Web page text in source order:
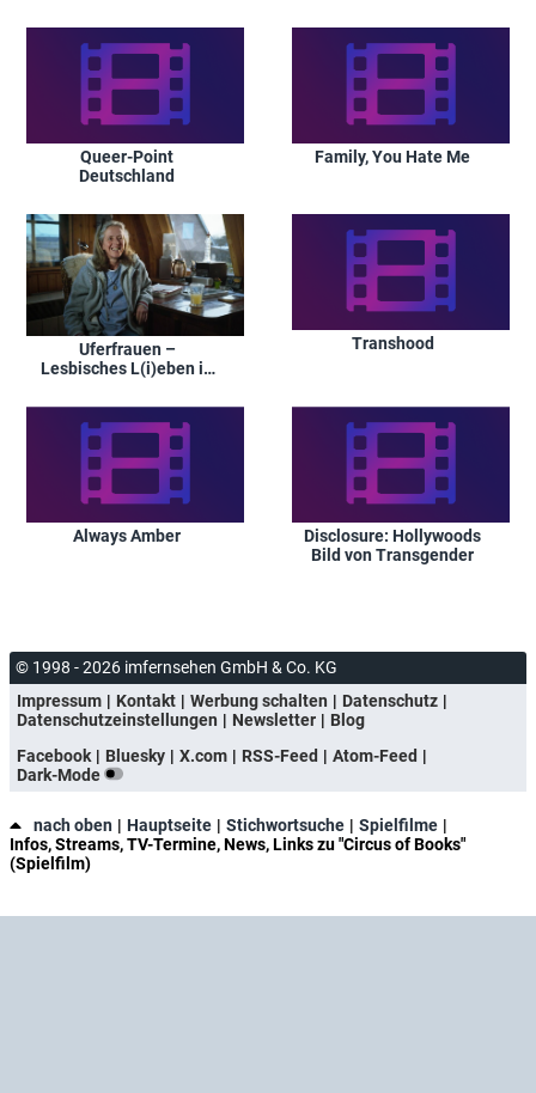
Queer-Point
Deutschland
Family, You Hate Me
Uferfrauen –
Lesbisches L(i)eben in
Transhood
Always Amber
Disclosure: Hollywoods
Bild von Transgender
© 1998 - 2026 imfernsehen GmbH & Co. KG
Impressum
Kontakt Werbung schalten
Datenschutz
Datenschutzeinstellungen
Newsletter
Blog
Facebook
Bluesky X.com RSS-Feed
Atom-Feed
Dark-Mode
nach oben Hauptseite Stichwortsuche
Spielfilme
Infos, Streams, TV-Termine, News, Links zu "Circus of Books"
(Spielfilm)